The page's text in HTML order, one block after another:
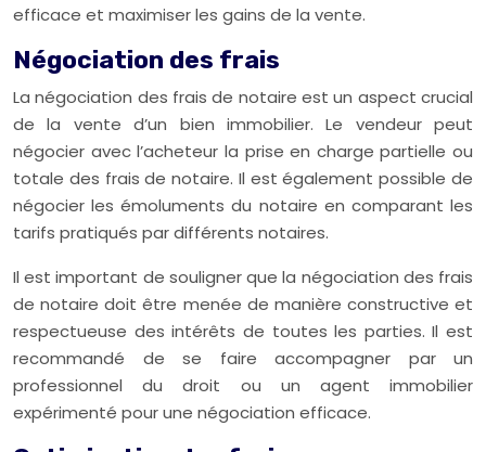
efficace et maximiser les gains de la vente.
Négociation des frais
La négociation des frais de notaire est un aspect crucial
de la vente d’un bien immobilier. Le vendeur peut
négocier avec l’acheteur la prise en charge partielle ou
totale des frais de notaire. Il est également possible de
négocier les émoluments du notaire en comparant les
tarifs pratiqués par différents notaires.
Il est important de souligner que la négociation des frais
de notaire doit être menée de manière constructive et
respectueuse des intérêts de toutes les parties. Il est
recommandé de se faire accompagner par un
professionnel du droit ou un agent immobilier
expérimenté pour une négociation efficace.